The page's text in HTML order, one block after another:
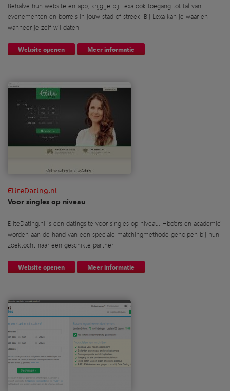
Behalve hun website en app, krijg je bij Lexa ook toegang tot tal van
evenementen en borrels in jouw stad of streek. Bij Lexa kan je waar en
wanneer je zelf wil daten.
Website openen Meer informatie
EliteDating.nl
Voor singles op niveau
EliteDating.nl is een datingsite voor singles op niveau. Hbo’ers en academici
worden aan de hand van een speciale matchingmethode geholpen bij hun
zoektocht naar een geschikte partner.
Website openen Meer informatie